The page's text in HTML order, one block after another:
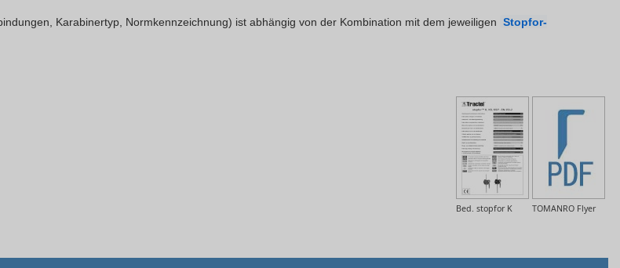
Karabinertyp, Normkennzeichnung) ist abhängig von der Kombination mit dem jeweiligen Stopfor-
TOMANRO Flyer
Bed. stopfor K